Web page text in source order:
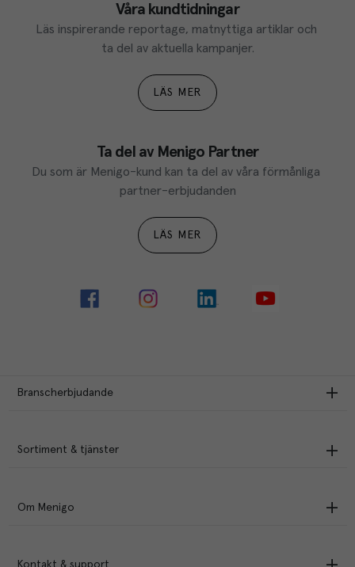
Våra kundtidningar
Läs inspirerande reportage, matnyttiga artiklar och
ta del av aktuella kampanjer.
LÄS MER
Ta del av Menigo Partner
Du som är Menigo-kund kan ta del av våra förmånliga
partner-erbjudanden
LÄS MER
Branscherbjudande
Sortiment & tjänster
Om Menigo
Kontakt & support